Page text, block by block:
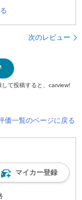
次のレビュー
て投稿すると、carview!
価一覧のページに戻る
マイカー登録